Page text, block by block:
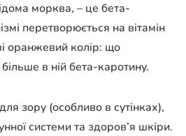
морква, – це бета-
перетворюється на вітамін
оранжевий колір: що
в ній бета-каротину.
зору (особливо в сутінках),
системи та здоров’я шкіри.